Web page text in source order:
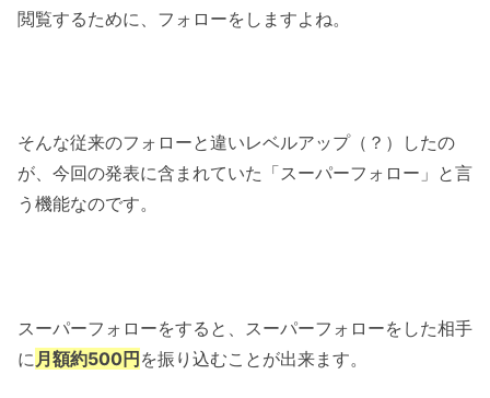
閲覧するために、フォローをしますよね。
そんな従来のフォローと違いレベルアップ（？）したの
が、今回の発表に含まれていた「スーパーフォロー」と言
う機能なのです。
スーパーフォローをすると、スーパーフォローをした相手
に 月額約500円を振り込むことが出来ます。